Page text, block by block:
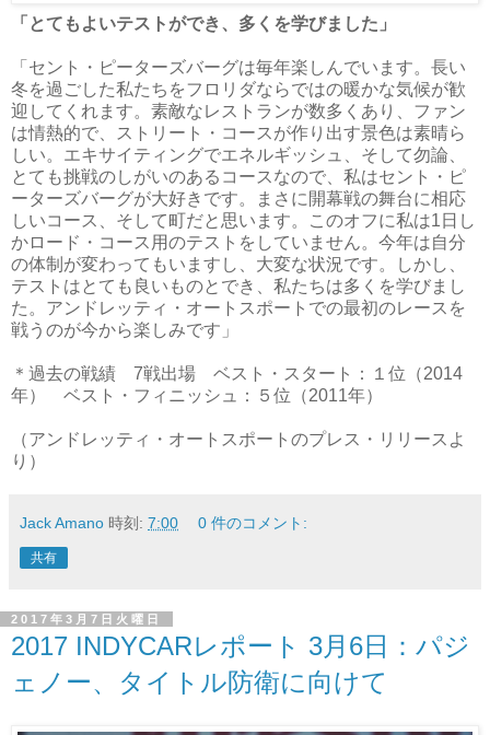
「とてもよいテストができ、多くを学びました」
「セント・ピーターズバーグは毎年楽しんでいます。長い
冬を過ごした私たちをフロリダならではの暖かな気候が歓
迎してくれます。素敵なレストランが数多くあり、ファン
は情熱的で、ストリート・コースが作り出す景色は素晴ら
しい。エキサイティングでエネルギッシュ、そして勿論、
とても挑戦のしがいのあるコースなので、私はセント・ピ
ーターズバーグが大好きです。まさに開幕戦の舞台に相応
しいコース、そして町だと思います。このオフに私は1日し
かロード・コース用のテストをしていません。今年は自分
の体制が変わってもいますし、大変な状況です。しかし、
テストはとても良いものとでき、私たちは多くを学びまし
た。アンドレッティ・オートスポートでの最初のレースを
戦うのが今から楽しみです」
＊過去の戦績 7戦出場 ベスト・スタート：１位（2014
年） ベスト・フィニッシュ：５位（2011年）
（アンドレッティ・オートスポートのプレス・リリースよ
り）
Jack Amano 時刻: 7:00 0 件のコメント:
共有
2017年3月7日火曜日
2017 INDYCARレポート 3月6日：パジ
ェノー、タイトル防衛に向けて